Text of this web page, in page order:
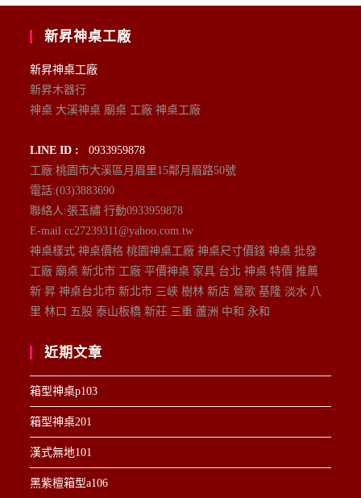
新昇神桌工廠
新昇神桌工廠
新昇木器行
神桌 大溪神桌 廟桌 工廠 神桌工廠
LINE ID :
0933959878
工廠:桃園市大溪區月眉里15鄰月眉路50號
電話:(03)3883690
聯絡人:張玉繡 行動0933959878
E-mail cc27239311@yahoo.com.tw
神桌樣式 神桌價格 桃園神桌工廠 神桌尺寸價錢 神桌 批發
工廠 廟桌 新北市 工廠 平價神桌 家具 台北 神桌 特價 推薦
新 昇 神桌台北市 新北市 三峽 樹林 新店 鶯歌 基隆 淡水 八
里 林口 五股 泰山板橋 新莊 三重 蘆洲 中和 永和
近期文章
箱型神桌p103
箱型神桌201
漢式無地101
黑紫檀箱型a106